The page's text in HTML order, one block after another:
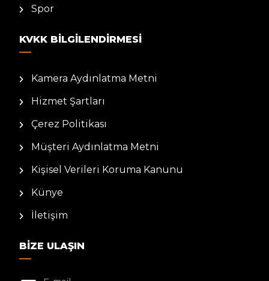
Spor
KVKK BILGILENDIRMESI
Kamera Aydınlatma Metni
Hizmet Şartları
Çerez Politikası
Müşteri Aydınlatma Metni
Kişisel Verileri Koruma Kanunu
Künye
İletişim
BIZE ULAŞIN